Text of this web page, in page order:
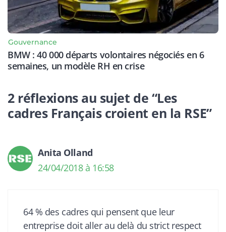
Gouvernance
BMW : 40 000 départs volontaires négociés en 6
semaines, un modèle RH en crise
2 réflexions au sujet de “Les
cadres Français croient en la RSE”
Anita Olland
24/04/2018 à 16:58
64 % des cadres qui pensent que leur
entreprise doit aller au delà du strict respect